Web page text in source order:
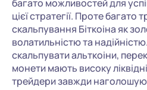
багато можливостей для
цієї стратегії. Проте багато
скальпування Біткоіна як
волатильністю та
скальпувати альткоіни,
монети мають високу
трейдери завжди